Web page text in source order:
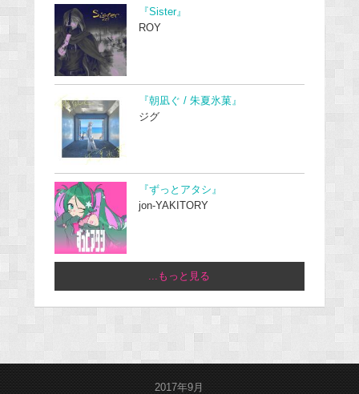
『Sister』
ROY
『朝凪ぐ / 朱夏氷菓』
ジグ
『ずっとアタシ』
jon-YAKITORY
...もっと見る
2017年9月